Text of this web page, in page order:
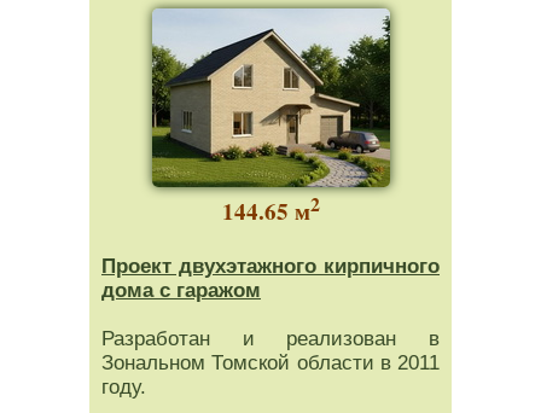
144.65 м2
Проект двухэтажного кирпичного
дома с гаражом
Разработан и реализован в
Зональном Томской области в 2011
году.